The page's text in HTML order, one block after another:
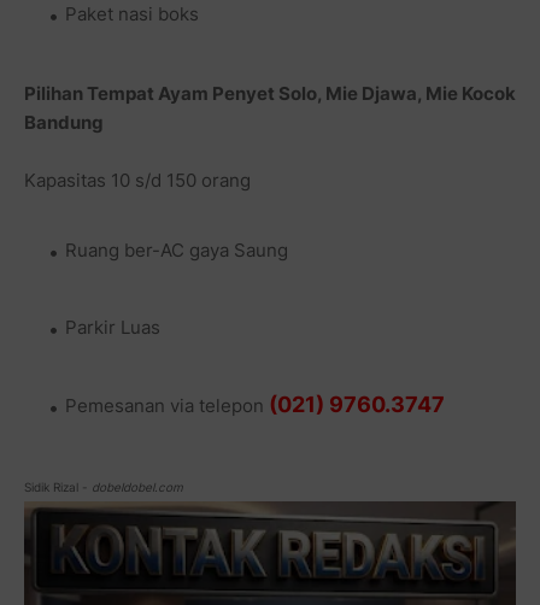
Paket nasi boks
Pilihan Tempat Ayam Penyet Solo, Mie Djawa, Mie Kocok
Bandung
Kapasitas 10 s/d 150 orang
Ruang ber-AC gaya Saung
Parkir Luas
Pemesanan via telepon (021) 9760.3747
Sidik Rizal - dobeldobel.com